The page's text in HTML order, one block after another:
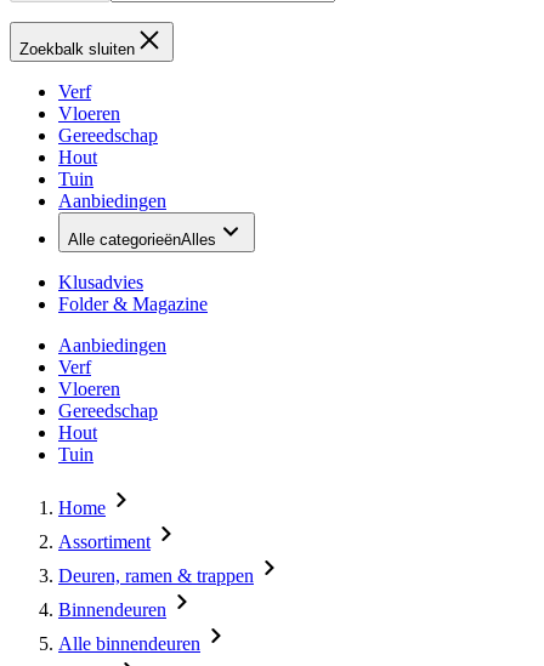
Zoekbalk sluiten
Verf
Vloeren
Gereedschap
Hout
Tuin
Aanbiedingen
Alle categorieënAlles
Klusadvies
Folder & Magazine
Aanbiedingen
Verf
Vloeren
Gereedschap
Hout
Tuin
Home
Assortiment
Deuren, ramen & trappen
Binnendeuren
Alle binnendeuren